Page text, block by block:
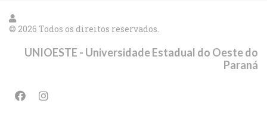
© 2026 Todos os direitos reservados.
UNIOESTE - Universidade Estadual do Oeste do
Paraná